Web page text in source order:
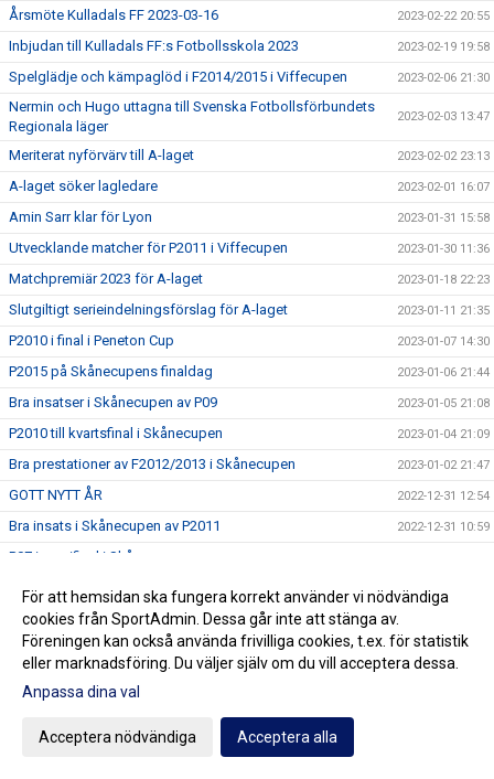
Årsmöte Kulladals FF 2023-03-16 2023-02-22 20:55
Inbjudan till Kulladals FF:s Fotbollsskola 2023 2023-02-19 19:58
Spelglädje och kämpaglöd i F2014/2015 i Viffecupen 2023-02-06 21:30
Nermin och Hugo uttagna till Svenska Fotbollsförbundets
Regionala läger
2023-02-03 13:47
Meriterat nyförvärv till A-laget 2023-02-02 23:13
A-laget söker lagledare 2023-02-01 16:07
Amin Sarr klar för Lyon 2023-01-31 15:58
Utvecklande matcher för P2011 i Viffecupen 2023-01-30 11:36
Matchpremiär 2023 för A-laget 2023-01-18 22:23
Slutgiltigt serieindelningsförslag för A-laget 2023-01-11 21:35
P2010 i final i Peneton Cup 2023-01-07 14:30
P2015 på Skånecupens finaldag 2023-01-06 21:44
Bra insatser i Skånecupen av P09 2023-01-05 21:08
P2010 till kvartsfinal i Skånecupen 2023-01-04 21:09
Bra prestationer av F2012/2013 i Skånecupen 2023-01-02 21:47
GOTT NYTT ÅR 2022-12-31 12:54
Bra insats i Skånecupen av P2011 2022-12-31 10:59
P07 i semifinal i Skånecupen
Mycket bra Skånecupen-prestation av P2012 2022-12-29 20:13
Lycka till Noah
Fin teknisk fotboll av P2013 i Skånecupen 2022-12-28 20:06
Bra insats i Skånecupen av P2015
För att hemsidan ska fungera korrekt använder vi nödvändiga
cookies från SportAdmin. Dessa går inte att stänga av.
Föreningen kan också använda frivilliga cookies, t.ex. för statistik
eller marknadsföring. Du väljer själv om du vill acceptera dessa.
Anpassa dina val
Acceptera nödvändiga Acceptera alla